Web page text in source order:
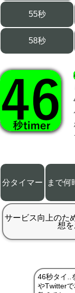
55秒
58秒
分タイマー まで何